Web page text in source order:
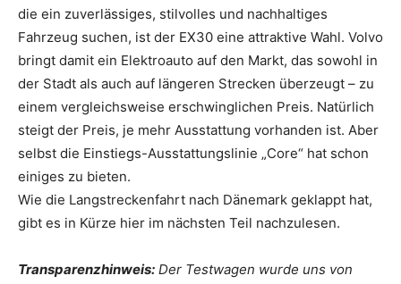
die ein zuverlässiges, stilvolles und nachhaltiges
Fahrzeug suchen, ist der EX30 eine attraktive Wahl. Volvo
bringt damit ein Elektroauto auf den Markt, das sowohl in
der Stadt als auch auf längeren Strecken überzeugt – zu
einem vergleichsweise erschwinglichen Preis. Natürlich
steigt der Preis, je mehr Ausstattung vorhanden ist. Aber
selbst die Einstiegs-Ausstattungslinie „Core“ hat schon
einiges zu bieten.
Wie die Langstreckenfahrt nach Dänemark geklappt hat,
gibt es in Kürze hier im nächsten Teil nachzulesen.
Transparenzhinweis: Der Testwagen wurde uns von